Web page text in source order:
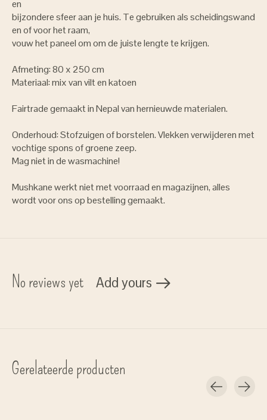
en
bijzondere sfeer aan je huis. Te gebruiken als scheidingswand
en of voor het raam,
vouw het paneel om om de juiste lengte te krijgen.
Afmeting: 80 x 250 cm
Materiaal: mix van vilt en katoen
Fairtrade gemaakt in Nepal van hernieuwde materialen.
Onderhoud: Stofzuigen of borstelen. Vlekken verwijderen met
vochtige spons of groene zeep.
Mag niet in de wasmachine!
Mushkane werkt niet met voorraad en magazijnen, alles
wordt voor ons op bestelling gemaakt.
No reviews yet Add yours
Gerelateerde producten